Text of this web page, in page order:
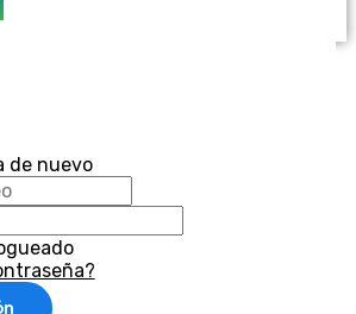
de nuevo